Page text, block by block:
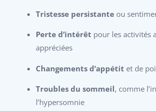
Tristesse persistante ou
Perte d’intérêt pour les activités
appréciées
Changements d’appétit et de
Troubles du sommeil, comme
l’hypersomnie